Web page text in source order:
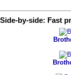
Side-by-side: Fast